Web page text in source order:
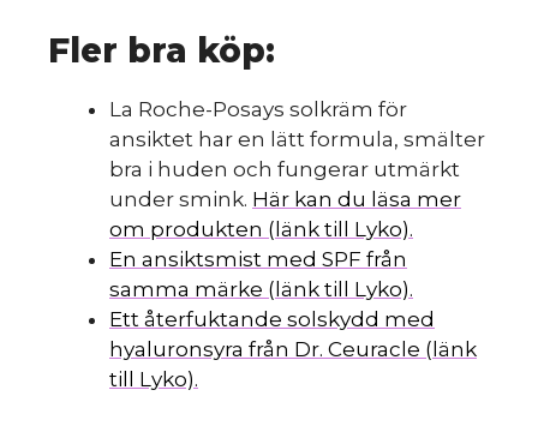
Fler bra köp:
La Roche-Posays solkräm för
ansiktet har en lätt formula, smälter
bra i huden och fungerar utmärkt
under smink. Här kan du läsa mer
om produkten (länk till Lyko).
En ansiktsmist med SPF från
samma märke (länk till Lyko).
Ett återfuktande solskydd med
hyaluronsyra från Dr. Ceuracle (länk
till Lyko).